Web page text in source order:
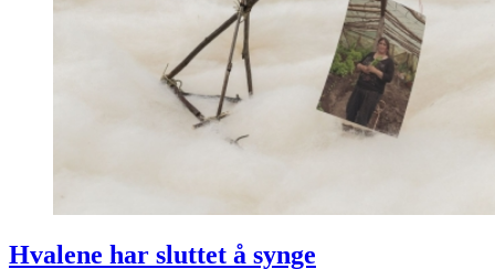
Hvalene har sluttet å synge